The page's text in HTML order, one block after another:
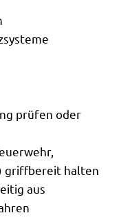
prüfen oder
griffbereit halten
aus